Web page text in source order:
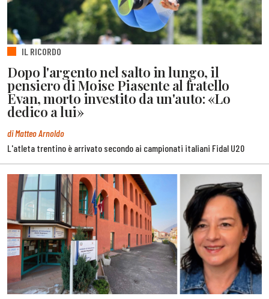
IL RICORDO
Dopo l'argento nel salto in lungo, il
pensiero di Moise Piasente al fratello
Evan, morto investito da un'auto: «Lo
dedico a lui»
di Matteo Arnoldo
L'atleta trentino è arrivato secondo ai campionati italiani Fidal U20